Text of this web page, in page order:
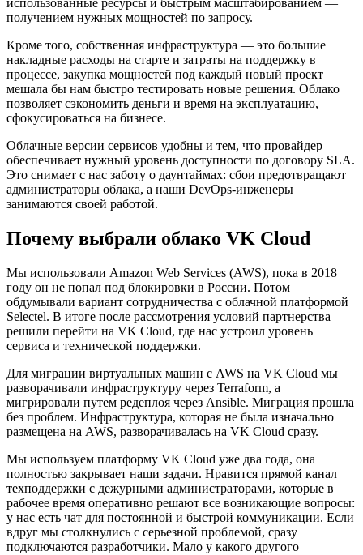
использованные ресурсы и быстрым масштабированием —
получением нужных мощностей по запросу.
Кроме того, собственная инфраструктура — это большие
накладные расходы на старте и затраты на поддержку в
процессе, закупка мощностей под каждый новый проект
мешала бы нам быстро тестировать новые решения. Облако
позволяет сэкономить деньги и время на эксплуатацию,
сфокусироваться на бизнесе.
Облачные версии сервисов удобны и тем, что провайдер
обеспечивает нужный уровень доступности по договору SLA.
Это снимает с нас заботу о даунтаймах: сбои предотвращают
администраторы облака, а наши DevOps-инженеры
занимаются своей работой.
Почему выбрали облако VK Cloud
Мы использовали Amazon Web Services (AWS), пока в 2018
году он не попал под блокировки в России. Потом
обдумывали вариант сотрудничества с облачной платформой
Selectel. В итоге после рассмотрения условий партнерства
решили перейти на VK Cloud, где нас устроил уровень
сервиса и технической поддержки.
Для миграции виртуальных машин с AWS на VK Cloud мы
разворачивали инфраструктуру через Terraform, а
мигрировали путем редеплоя через Ansible. Миграция прошла
без проблем. Инфраструктура, которая не была изначально
размещена на AWS, разворачивалась на VK Cloud сразу.
Мы используем платформу VK Cloud уже два года, она
полностью закрывает наши задачи. Нравится прямой канал
техподдержки с дежурными администраторами, которые в
рабочее время оперативно решают все возникающие вопросы:
у нас есть чат для постоянной и быстрой коммуникации. Если
вдруг мы столкнулись с серьезной проблемой, сразу
подключаются разработчики. Мало у какого другого